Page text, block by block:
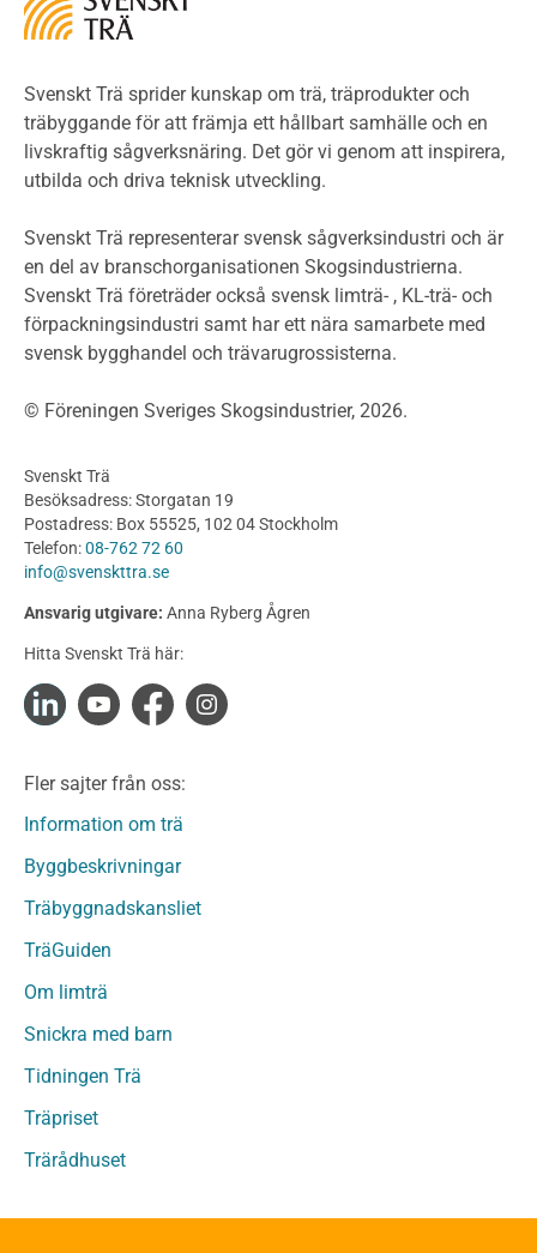
LCA
Miljödeklarationer och märkning
Termer och förkortningar
Planering
Klimatkalkylator hallar
Projektering av trähus - generellt
Byggsystem
Fasadsystem i skivmaterial
Bullerskärmar och andra utomhuskonstruktioner
Byggnation och utförande
Utförande
Produkter
Konstruktionsvirke
Konstruktionsvirke Behandlat
Konstruktionsvirke Fingerskarvat
Konstruktionsvirke Fingerskarvat Obehandlat
Limträ
Fanerträ
Fanerträ Obehandlat
Träpanel och Utvändig beklädnad Behandlat
Träpanel och utvändig beklädnad Obehandlat
Trägolv
Trägolv Obehandlat
Sågat virke
Sågat virke Behandlat
Övriga träprodukter
Övrigt byggvirke
Underlagsspont
Svenskt Trä sprider kunskap om trä, träprodukter och
träbyggande för att främja ett hållbart samhälle och en
livskraftig sågverksnäring. Det gör vi genom att inspirera,
utbilda och driva teknisk utveckling.
Svenskt Trä representerar svensk sågverksindustri och är
en del av branschorganisationen Skogsindustrierna.
Svenskt Trä företräder också svensk limträ- , KL-trä- och
förpackningsindustri samt har ett nära samarbete med
svensk bygghandel och trävarugrossisterna.
© Föreningen Sveriges Skogsindustrier, 2026.
Svenskt Trä
Besöksadress: Storgatan 19
Postadress: Box 55525, 102 04 Stockholm
Telefon:08-762 72 60
info@svenskttra.se
Ansvarig utgivare: Anna Ryberg Ågren
Hitta Svenskt Trä här:
Fler sajter från oss:
Information om trä
Byggbeskrivningar
Träbyggnadskansliet
TräGuiden
Om limträ
Snickra med barn
Tidningen Trä
Träpriset
Trärådhuset